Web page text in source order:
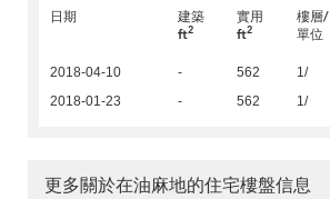
日期
建築
ft2
實用
ft2
樓層/
單位
2018-04-10 - 562 1/
2018-01-23 - 562 1/
更多關於在油麻地的住宅樓盤信息